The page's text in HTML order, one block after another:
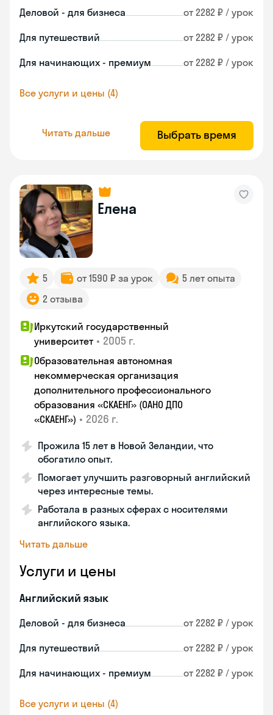
Деловой - для бизнеса от 2282 ₽ / урок
Для путешествий от 2282 ₽ / урок
Для начинающих - премиум от 2282 ₽ / урок
Все услуги и цены (4)
Читать дальше Выбрать время
Елена
5 от 1590 ₽ за урок
5 лет опыта
2 отзыва
Иркутский государственный
университет • 2005 г.
Образовательная автономная
некоммерческая организация
дополнительного профессионального
образования «СКАЕНГ» (ОАНО ДПО
«СКАЕНГ») • 2026 г.
Прожила 15 лет в Новой Зеландии, что
обогатило опыт.
Помогает улучшить разговорный английский
через интересные темы.
Работала в разных сферах с носителями
английского языка.
Читать дальше
Услуги и цены
Английский язык
Деловой - для бизнеса от 2282 ₽ / урок
Для путешествий от 2282 ₽ / урок
Для начинающих - премиум от 2282 ₽ / урок
Все услуги и цены (4)